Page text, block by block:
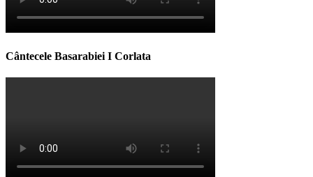
Cântecele Basarabiei I Corlata